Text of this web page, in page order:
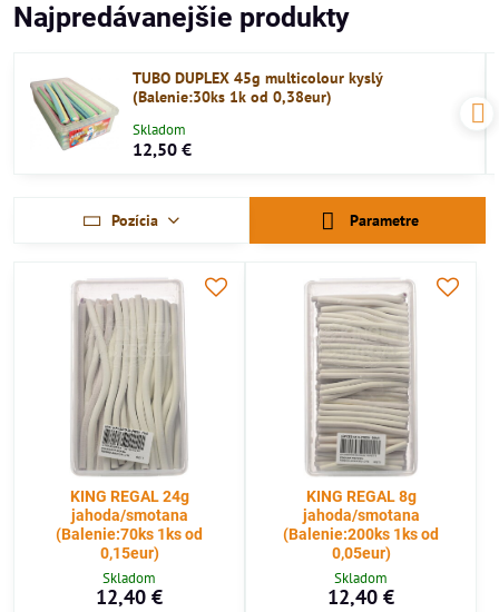
Najpredávanejšie produkty
TUBO DUPLEX 45g multicolour kyslý
(Balenie:30ks 1k od 0,38eur)
Skladom
12,50 €
Pozícia Parametre
KING REGAL 24g
jahoda/smotana
(Balenie:70ks 1ks od
0,15eur)
Skladom
12,40 €
KING REGAL 8g
jahoda/smotana
(Balenie:200ks 1ks od
0,05eur)
Skladom
12,40 €